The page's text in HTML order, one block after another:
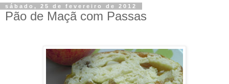
sábado, 25 de fevereiro de 2012
Pão de Maçã com Passas